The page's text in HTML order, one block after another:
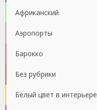
Африканский
Аэропорты
Барокко
Без рубрики
Белый цвет в интерьере